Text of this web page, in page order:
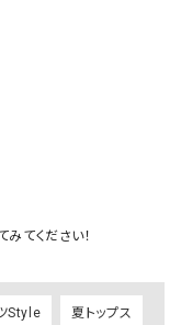
Style 夏トップス